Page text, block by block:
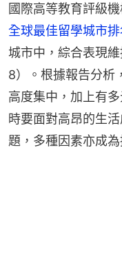
國際高等教育評級
全球最佳留學城市排
城市中，綜合表現
8）。根據報告分析
高度集中，加上有
時要面對高昂的生
題，多種因素亦成